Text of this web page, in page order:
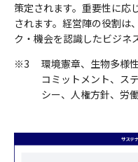
策定されます。重要性に応
されます。経営陣の役割は
ク・機会を認識したビジネ
※3
環境憲章、生物多様
コミットメント、ス
シー、人権方針、労